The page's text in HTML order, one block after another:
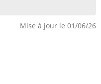
Mise à jour le 01/06/26